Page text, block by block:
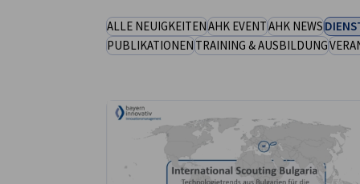
Bulgaria
ALLE NEUIGKEITENAHK EVENTAHK NEWS
PUBLIKATIONENTRAINING & AUSBILDUNG